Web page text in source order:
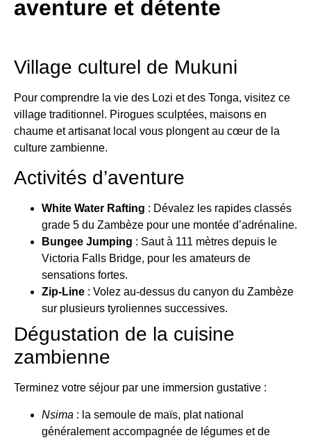
aventure et détente
Village culturel de Mukuni
Pour comprendre la vie des Lozi et des Tonga, visitez ce
village traditionnel. Pirogues sculptées, maisons en
chaume et artisanat local vous plongent au cœur de la
culture zambienne.
Activités d’aventure
White Water Rafting : Dévalez les rapides classés
grade 5 du Zambèze pour une montée d’adrénaline.
Bungee Jumping : Saut à 111 mètres depuis le
Victoria Falls Bridge, pour les amateurs de
sensations fortes.
Zip-Line : Volez au-dessus du canyon du Zambèze
sur plusieurs tyroliennes successives.
Dégustation de la cuisine
zambienne
Terminez votre séjour par une immersion gustative :
Nsima : la semoule de maïs, plat national
généralement accompagnée de légumes et de